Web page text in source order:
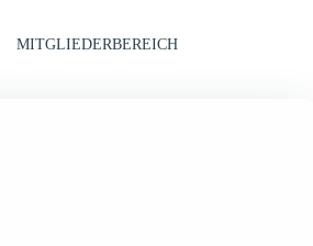
MITGLIEDERBEREICH